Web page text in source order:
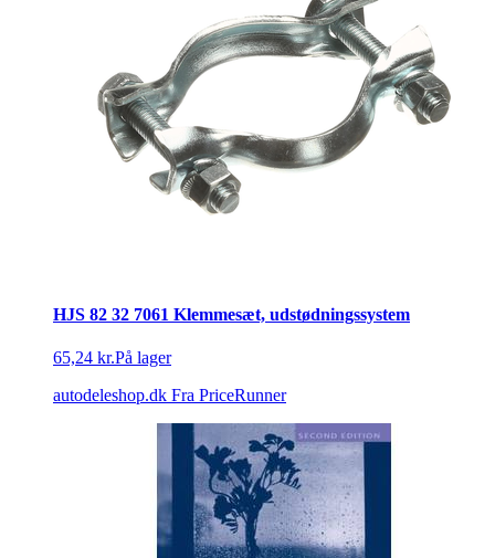
HJS 82 32 7061 Klemmesæt, udstødningssystem
65,24 kr.På lager
autodeleshop.dk Fra PriceRunner